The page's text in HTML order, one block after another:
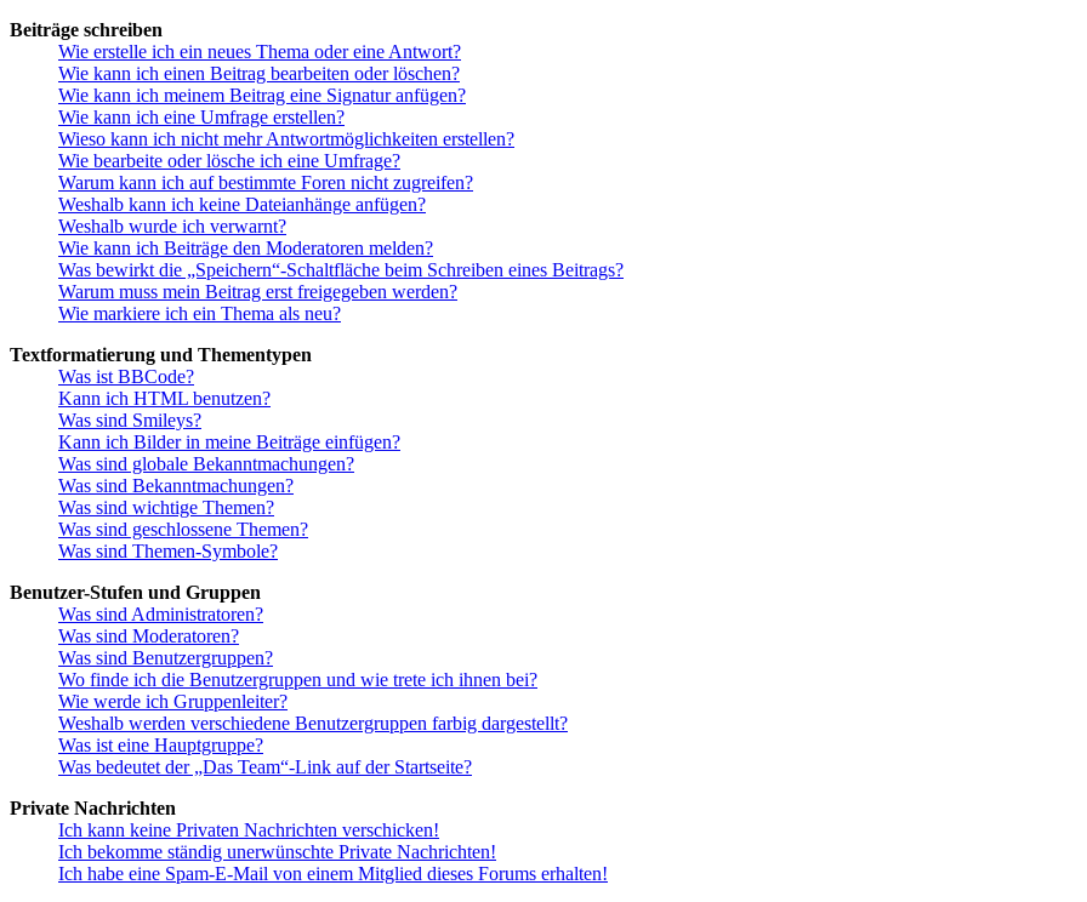
Beiträge schreiben
Wie erstelle ich ein neues Thema oder eine Antwort?
Wie kann ich einen Beitrag bearbeiten oder löschen?
Wie kann ich meinem Beitrag eine Signatur anfügen?
Wie kann ich eine Umfrage erstellen?
Wieso kann ich nicht mehr Antwortmöglichkeiten erstellen?
Wie bearbeite oder lösche ich eine Umfrage?
Warum kann ich auf bestimmte Foren nicht zugreifen?
Weshalb kann ich keine Dateianhänge anfügen?
Weshalb wurde ich verwarnt?
Wie kann ich Beiträge den Moderatoren melden?
Was bewirkt die „Speichern“-Schaltfläche beim Schreiben eines Beitrags?
Warum muss mein Beitrag erst freigegeben werden?
Wie markiere ich ein Thema als neu?
Textformatierung und Thementypen
Was ist BBCode?
Kann ich HTML benutzen?
Was sind Smileys?
Kann ich Bilder in meine Beiträge einfügen?
Was sind globale Bekanntmachungen?
Was sind Bekanntmachungen?
Was sind wichtige Themen?
Was sind geschlossene Themen?
Was sind Themen-Symbole?
Benutzer-Stufen und Gruppen
Was sind Administratoren?
Was sind Moderatoren?
Was sind Benutzergruppen?
Wo finde ich die Benutzergruppen und wie trete ich ihnen bei?
Wie werde ich Gruppenleiter?
Weshalb werden verschiedene Benutzergruppen farbig dargestellt?
Was ist eine Hauptgruppe?
Was bedeutet der „Das Team“-Link auf der Startseite?
Private Nachrichten
Ich kann keine Privaten Nachrichten verschicken!
Ich bekomme ständig unerwünschte Private Nachrichten!
Ich habe eine Spam-E-Mail von einem Mitglied dieses Forums erhalten!